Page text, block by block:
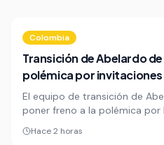
Colombia
Transición de Abelardo
polémica por
El equipo de transición de
poner freno a la polémica
de posesión y aclaró que la
diplomático respondió a
Hace 2 horas